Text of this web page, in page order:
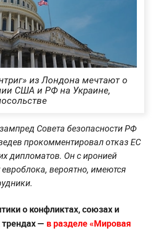
из Лондона мечтают о
США и РФ на Украине,
Совета безопасности РФ
прокомментировал отказ ЕС
дипломатов. Он с иронией
евроблока, вероятно, имеются
о конфликтах, союзах и
трендах — в разделе «Мировая